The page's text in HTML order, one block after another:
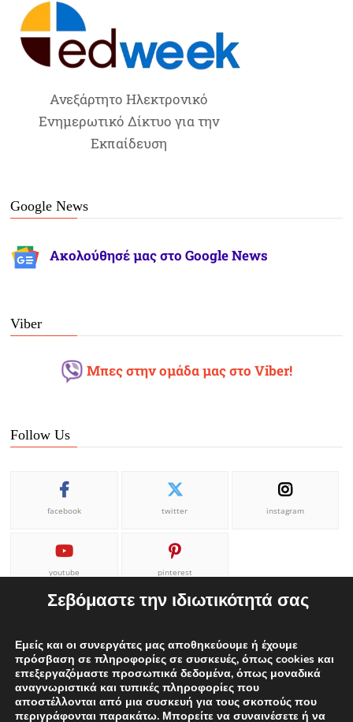
Ανεξάρτητο Ηλεκτρονικό
Ενημερωτικό Δίκτυο για την
Εκπαίδευση
Google News
Ακολούθησέ μας στο Google News
Viber
Μπες στην ομάδα μας στο Viber!
Follow Us
facebook twitter instagram
youtube pinterest
ΕΠΙΚΟΙΝΩΝΙΑ ΟΡΟΙ ΧΡΗΣΗΣ
Η ΟΜΑΔΑ ΜΑΣ
ΔΙΑΦΗΜΙΣΕΙΣ
Σεβόμαστε την ιδιωτικότητά σας
Εμείς και οι συνεργάτες μας αποθηκεύουμε ή έχουμε
πρόσβαση σε πληροφορίες σε συσκευές, όπως cookies και
επεξεργαζόμαστε προσωπικά δεδομένα, όπως μοναδικά
αναγνωριστικά και τυπικές πληροφορίες που
αποστέλλονται από μια συσκευή για τους σκοπούς που
περιγράφονται παρακάτω. Μπορείτε να συναινέσετε ή να